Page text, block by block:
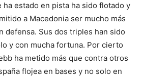
ha estado en pista ha sido flotado y
a Macedonia ser mucho más
defensa. Sus dos triples han sido
y con mucha fortuna. Por cierto
ha metido más que contra otros
flojea en bases y no solo en